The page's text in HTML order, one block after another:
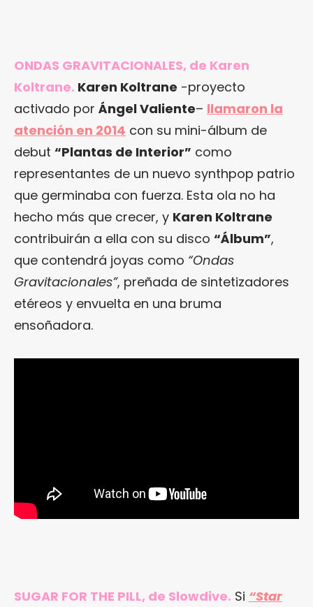
ONDAS GRAVITACIONALES, de Karen
Koltrane. Karen Koltrane -proyecto
activado por Ángel Valiente– llamaron la
atención en 2014 con su mini-álbum de
debut “Plantas de Interior” como
representantes de un nuevo synthpop patrio
que germinaba con fuerza. Esta ola no ha
hecho más que crecer, y Karen Koltrane
contribuirán a ella con su disco “Álbum”,
que contendrá joyas como “Ondas
Gravitacionales”, preñada de sintetizadores
etéreos y envuelta en una bruma
ensoñadora.
SUGAR FOR THE PILL, de Slowdive. Si “Star